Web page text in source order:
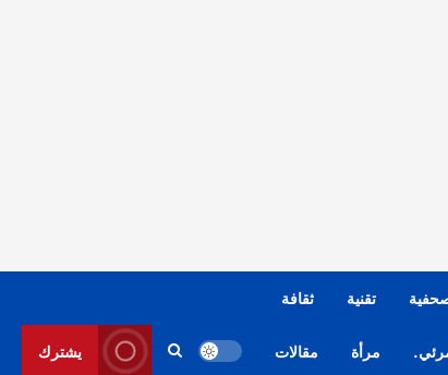
تقنية ثقافة
مرأة مقالات يشترك